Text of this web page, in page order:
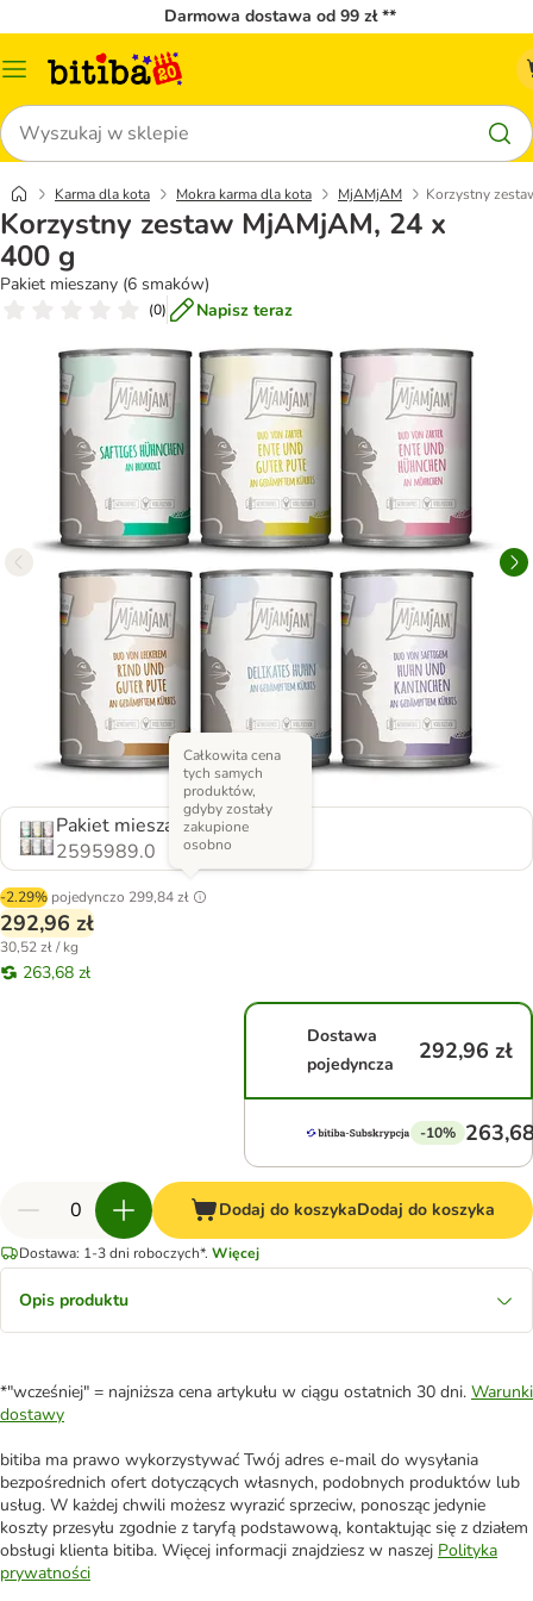
Darmowa dostawa od 99 zł **
Menu
Szukaj
Karma dla kota Mokra karma dla kota MjAMjAM Korzystny
Korzystny zestaw MjAMjAM, 24 x
400 g
Pakiet mieszany (6 smaków)
(0) Napisz teraz
Pakiet mieszany (6 smaków)
2595989.0
-2.29% pojedynczo 299,84 zł
Całkowita cena
tych samych
produktów,
gdyby zostały
zakupione
osobno
292,96 zł
30,52 zł / kg
263,68 zł
Dostawa
pojedyncza
292,96 zł
-10%
Dodaj do koszykaDodaj do koszyka
Dostawa: 1-3 dni roboczych*. Więcej
Opis produktu
*"wcześniej" = najniższa cena artykułu w ciągu ostatnich 30 dni. Warunki
dostawy
bitiba ma prawo wykorzystywać Twój adres e-mail do wysyłania
bezpośrednich ofert dotyczących własnych, podobnych produktów lub
usług. W każdej chwili możesz wyrazić sprzeciw, ponosząc jedynie
koszty przesyłu zgodnie z taryfą podstawową, kontaktując się z działem
obsługi klienta bitiba. Więcej informacji znajdziesz w naszej Polityka
prywatności